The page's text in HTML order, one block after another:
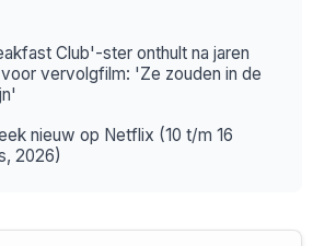
Club'-ster onthult na jaren
voor vervolgfilm: 'Ze zouden in de
nieuw op Netflix (10 t/m 16
2026)